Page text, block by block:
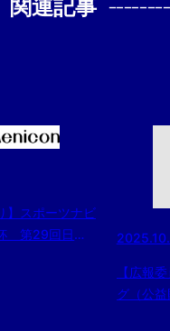
関連記事
】スポーツナビ
第29回日本
【広報
グ（公